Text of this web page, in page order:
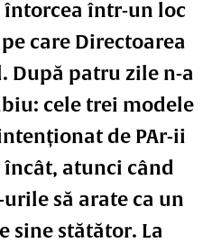
întorcea într-un loc
care Directoarea
După patru zile n-a
cele trei modele
de PAr-ii
atunci când
să arate ca un
sine stătător. La